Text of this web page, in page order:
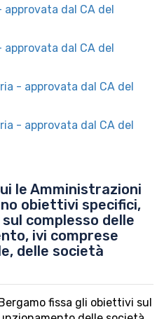
approvata dal CA del
approvata dal CA del
- approvata dal CA del
- approvata dal CA del
le Amministrazioni
obiettivi specifici,
complesso delle
ivi comprese
delle società
fissa gli obiettivi sul